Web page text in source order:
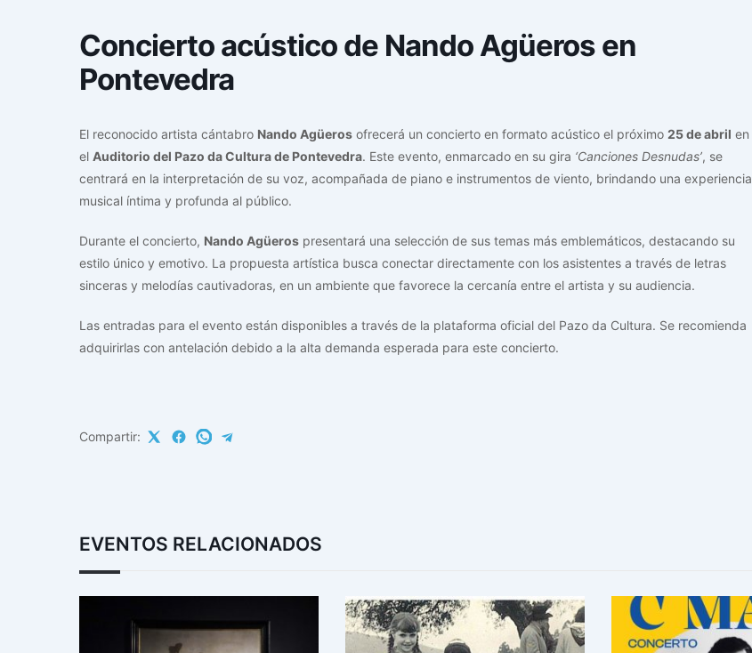
Concierto acústico de Nando Agüeros en
Pontevedra
El reconocido artista cántabro Nando Agüeros ofrecerá un concierto en formato acústico el próximo 25 de abril en
el Auditorio del Pazo da Cultura de Pontevedra. Este evento, enmarcado en su gira ‘Canciones Desnudas’, se
centrará en la interpretación de su voz, acompañada de piano e instrumentos de viento, brindando una experiencia
musical íntima y profunda al público.
Durante el concierto, Nando Agüeros presentará una selección de sus temas más emblemáticos, destacando su
estilo único y emotivo. La propuesta artística busca conectar directamente con los asistentes a través de letras
sinceras y melodías cautivadoras, en un ambiente que favorece la cercanía entre el artista y su audiencia.
Las entradas para el evento están disponibles a través de la plataforma oficial del Pazo da Cultura. Se recomienda
adquirirlas con antelación debido a la alta demanda esperada para este concierto.
Compartir:
EVENTOS RELACIONADOS